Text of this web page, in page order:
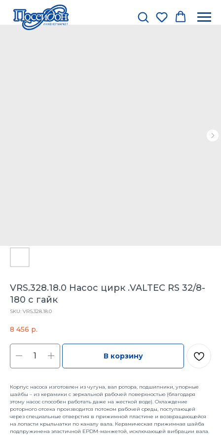
VRS.328.18.0 Насос цирк .VALTEC RS 32/8-
180 с гайк
SKU: VRS.328.18.0
8 456 р.
В корзину
Корпус насоса изготовлен из чугуна, вал ротора, подшипники, упорные
шайбы – из керамики с зеркальной рабочей поверхностью (благодаря
этому насос способен работать даже на жесткой воде). Охлаждение
роторного отсека производится потоком рабочей среды, поступающей
через специальные отверстия в прижимной пластине и возвращающейся
на лопасти крыльчатки по каналу вала. Керамическая прижимная шайба
подпружинена эластичной EPDM-манжетой, исключающей вибрации вала.